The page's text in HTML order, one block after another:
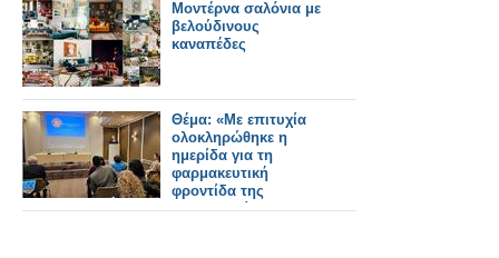
Μοντέρνα σαλόνια με
βελούδινους
καναπέδες
Θέμα: «Με επιτυχία
ολοκληρώθηκε η
ημερίδα για τη
φαρμακευτική
φροντίδα της
παχυσαρκίας που